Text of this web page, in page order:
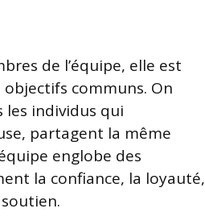
de l’équipe, elle est
communs. On
les individus qui
partagent la même
englobe des
la confiance, la loyauté,